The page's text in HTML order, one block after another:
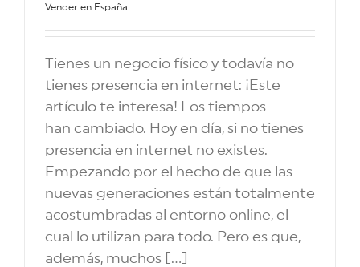
Vender en España
Tienes un negocio físico y todavía no
tienes presencia en internet: ¡Este
artículo te interesa! Los tiempos
han cambiado. Hoy en día, si no tienes
presencia en internet no existes.
Empezando por el hecho de que las
nuevas generaciones están totalmente
acostumbradas al entorno online, el
cual lo utilizan para todo. Pero es que,
además, muchos [...]